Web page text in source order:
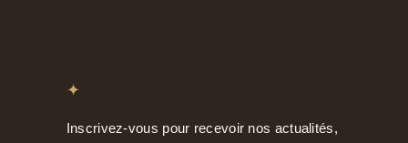
✦
Inscrivez-vous pour recevoir nos actualités,